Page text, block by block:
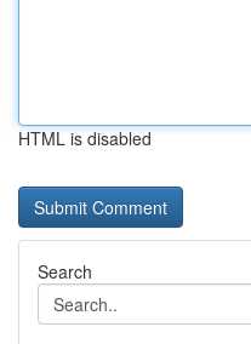
HTML is disabled
Search